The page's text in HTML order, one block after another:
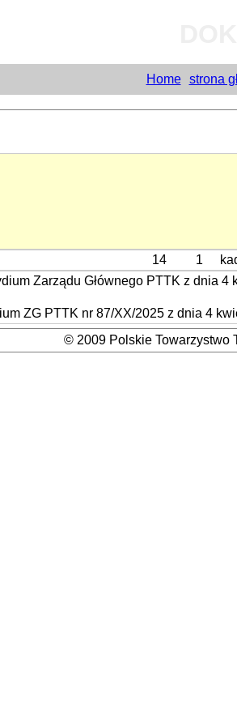
Home strona
14 1
Zarządu Głównego PTTK z dnia
ZG PTTK nr 87/XX/2025 z dnia 4
© 2009 Polskie Towarzystwo